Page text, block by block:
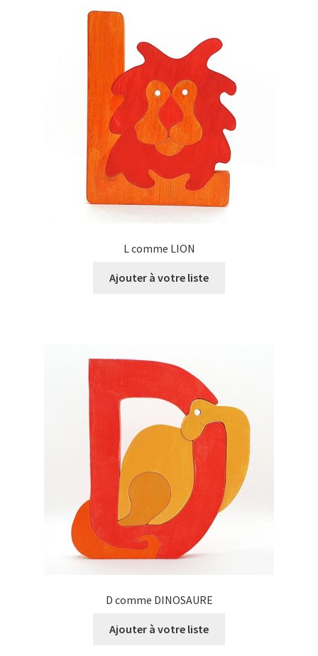
L comme LION
Ajouter à votre liste
D comme DINOSAURE
Ajouter à votre liste